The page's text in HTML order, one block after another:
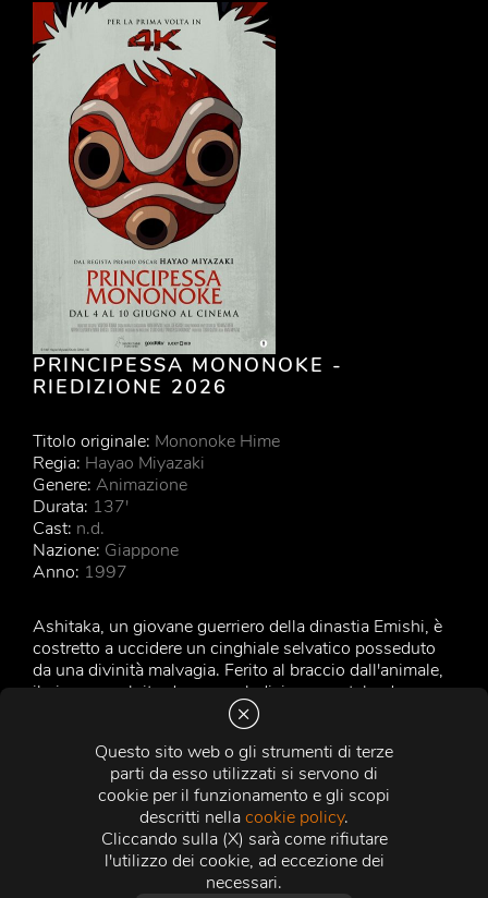
Questo sito web o gli strumenti di terze
parti da esso utilizzati si servono di
cookie per il funzionamento e gli scopi
descritti nellacookie policy.
Cliccando sulla (X) sarà come rifiutare
l'utilizzo dei cookie, ad eccezione dei
necessari.
PRINCIPESSA MONONOKE -
RIEDIZIONE 2026
Titolo originale: Mononoke Hime
Regia: Hayao Miyazaki
Genere: Animazione
Durata: 137'
Cast: n.d.
Nazione: Giappone
Anno: 1997
Ashitaka, un giovane guerriero della dinastia Emishi, è
costretto a uccidere un cinghiale selvatico posseduto
da una divinità malvagia. Ferito al braccio dall'animale,
il giovane colpito da una maledizione mortale, deve
lasciare il suo villaggio per cercare il modo di
neutralizzarla. Durante il suo viaggio si imbatte nella
giovane San, una ragazza allevata da lupi e
soprannominata Principessa Mononoke, " la
principessa degli spettri " , e conosce anche i suoi
nemici umani, i Tatara, una comunità di fabbri
costruttori di armi da fuoco, guidati da Lady Eboshi,
volitiva leader che ha come obiettivo la distruzione delle
foreste abitate dai lupi e dagli altri animali cari a San.